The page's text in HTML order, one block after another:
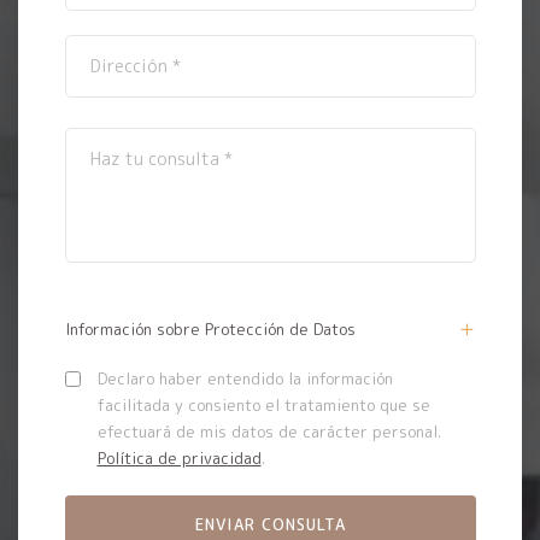
Información sobre Protección de Datos
Declaro haber entendido la información
facilitada y consiento el tratamiento que se
efectuará de mis datos de carácter personal.
Política de privacidad.